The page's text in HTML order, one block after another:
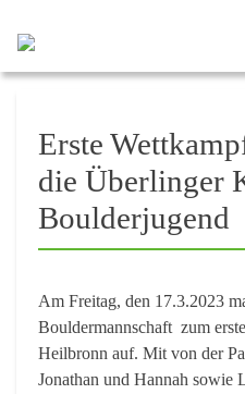
Erste
die Überlinger
Boulderjugend
Am Freitag, den 17.3.2023
Bouldermannschaft zum
Heilbronn auf. Mit von der
Jonathan und Hannah sowie